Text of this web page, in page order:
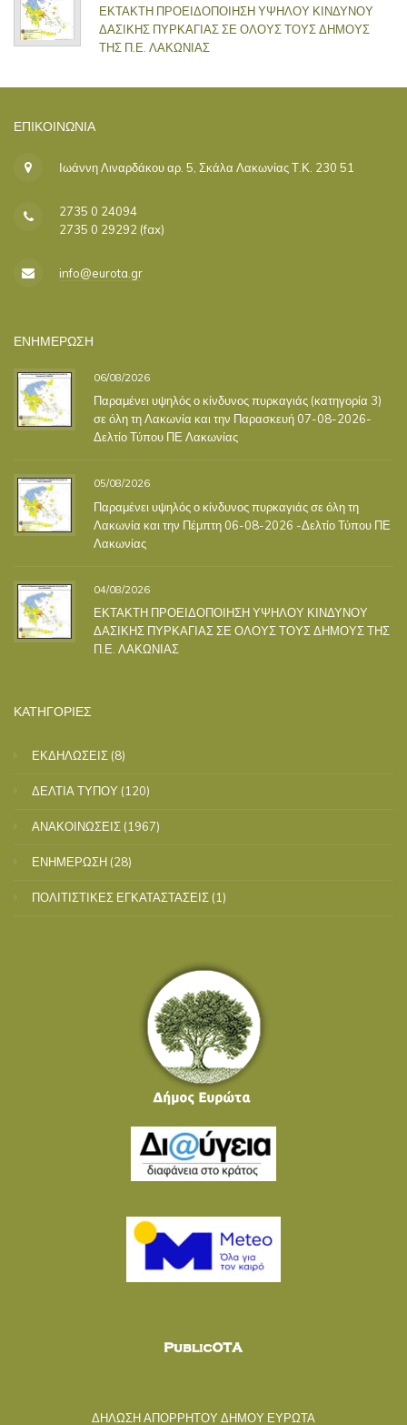
ΕΚΤΑΚΤΗ ΠΡΟΕΙΔΟΠΟΙΗΣΗ ΥΨΗΛΟΥ ΚΙΝΔΥΝΟΥ
ΔΑΣΙΚΗΣ ΠΥΡΚΑΓΙΑΣ ΣΕ ΟΛΟΥΣ ΤΟΥΣ ΔΗΜΟΥΣ
ΤΗΣ Π.Ε. ΛΑΚΩΝΙΑΣ
ΕΠΙΚΟΙΝΩΝΊΑ
Ιωάννη Λιναρδάκου αρ. 5, Σκάλα Λακωνίας Τ.Κ. 230 51
2735 0 24094
2735 0 29292 (fax)
info@eurota.gr
ΕΝΗΜΕΡΩΣΗ
06/08/2026
Παραμένει υψηλός ο κίνδυνος πυρκαγιάς (κατηγορία 3)
σε όλη τη Λακωνία και την Παρασκευή 07-08-2026-
Δελτίο Τύπου ΠΕ Λακωνίας
05/08/2026
Παραμένει υψηλός ο κίνδυνος πυρκαγιάς σε όλη τη
Λακωνία και την Πέμπτη 06-08-2026 -Δελτίο Τύπου ΠΕ
Λακωνίας
04/08/2026
ΕΚΤΑΚΤΗ ΠΡΟΕΙΔΟΠΟΙΗΣΗ ΥΨΗΛΟΥ ΚΙΝΔΥΝΟΥ
ΔΑΣΙΚΗΣ ΠΥΡΚΑΓΙΑΣ ΣΕ ΟΛΟΥΣ ΤΟΥΣ ΔΗΜΟΥΣ ΤΗΣ
Π.Ε. ΛΑΚΩΝΙΑΣ
ΚΑΤΗΓΟΡΙΕΣ
ΕΚΔΗΛΩΣΕΙΣ (8)
ΔΕΛΤΙΑ ΤΥΠΟΥ (120)
ΑΝΑΚΟΙΝΩΣΕΙΣ (1967)
ΕΝΗΜΕΡΩΣΗ (28)
ΠΟΛΙΤΙΣΤΙΚΕΣ ΕΓΚΑΤΑΣΤΑΣΕΙΣ (1)
ΔΗΛΩΣΗ ΑΠΟΡΡΗΤΟΥ ΔΗΜΟΥ ΕΥΡΩΤΑ